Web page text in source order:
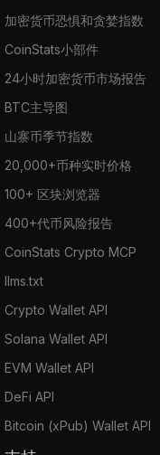
加密货币恐惧和贪婪指数
CoinStats小部件
24小时加密货币市场报告
BTC主导图
山寨币季节指数
20,000+币种实时价格
100+ 区块浏览器
400+代币风险报告
CoinStats Crypto MCP
llms.txt
Crypto Wallet API
Solana Wallet API
EVM Wallet API
DeFi API
Bitcoin (xPub) Wallet API